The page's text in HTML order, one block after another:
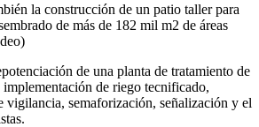
la construcción de un patio taller para
de más de 182 mil m2 de áreas
de una planta de tratamiento de
implementación de riego tecnificado,
vigilancia, semaforización, señalización y el